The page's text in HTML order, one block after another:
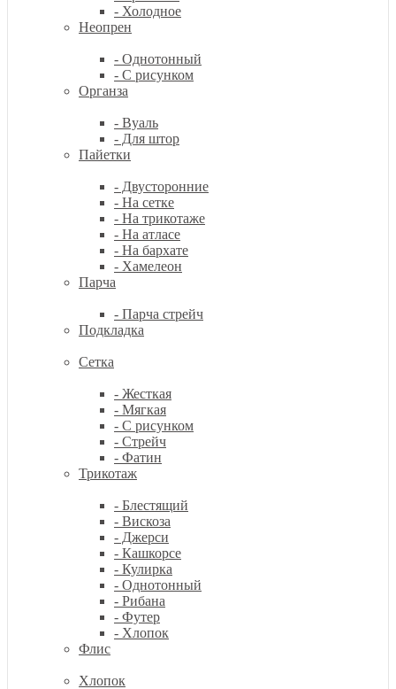
- Холодное
Неопрен
- Однотонный
- С рисунком
Органза
- Вуаль
- Для штор
Пайетки
- Двусторонние
- На сетке
- На трикотаже
- На атласе
- На бархате
- Хамелеон
Парча
- Парча стрейч
Подкладка
Сетка
- Жесткая
- Мягкая
- С рисунком
- Стрейч
- Фатин
Трикотаж
- Блестящий
- Вискоза
- Джерси
- Кашкорсе
- Кулирка
- Однотонный
- Рибана
- Футер
- Хлопок
Флис
Хлопок